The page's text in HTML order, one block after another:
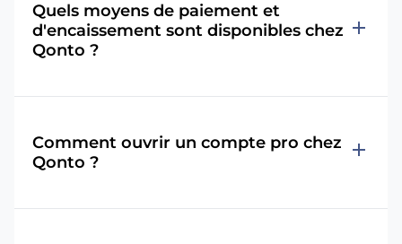
Quels moyens de paiement et
d'encaissement sont disponibles chez
Qonto ?
add
Comment ouvrir un compte pro chez
Qonto ?
add